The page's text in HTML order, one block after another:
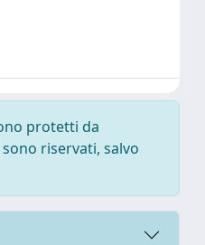
protetti da
riservati, salvo